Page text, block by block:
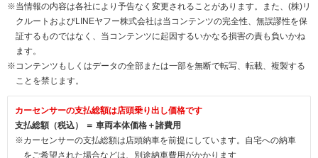
※当情報の内容は各社により予告なく変更されることがあります。また、(株)リ
クルートおよびLINEヤフー株式会社は当コンテンツの完全性、無誤謬性を保
証するものではなく、当コンテンツに起因するいかなる損害の責も負いかね
ます。
※コンテンツもしくはデータの全部または一部を無断で転写、転載、複製する
ことを禁じます。
カーセンサーの支払総額は店頭乗り出し価格です
支払総額（税込） ＝ 車両本体価格＋諸費用
※カーセンサーの支払総額は店頭納車を前提にしています。自宅への納車
をご希望された場合などは、別途納車費用がかかります